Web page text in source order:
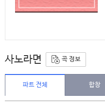
사노라면 곡 정보
파트 전체 합창